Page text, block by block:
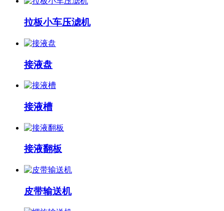
拉板小车压滤机
接液盘
接液槽
接液翻板
皮带输送机